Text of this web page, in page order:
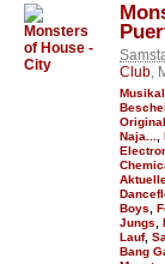
Club ,
Original
Naja...
Boys
Jungs
Lauf,
Bang